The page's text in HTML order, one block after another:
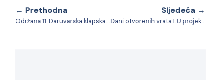
← Prethodna
Održana 11. Daruvarska klapska večer
Sljedeća →
Dani otvorenih vrata EU projekata